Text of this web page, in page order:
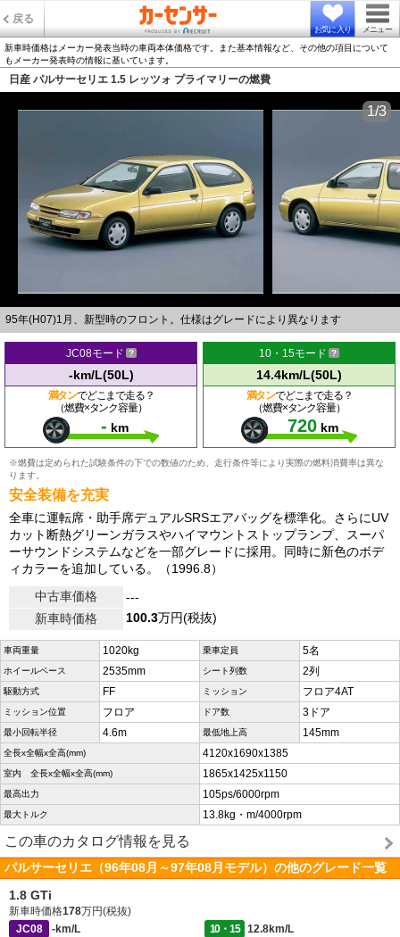
戻る
お気に入り メニュー
新車時価格はメーカー発表当時の車両本体価格です。また基本情報など、その他の項目について
もメーカー発表時の情報に基いています。
日産 パルサーセリエ 1.5 レッツォ プライマリーの燃費
95年(H07)1月、新型時のフロント。仕様はグレードにより異なります
1/3
JC08モード
-km/L(50L)
満タンでどこまで走る？
（燃費×タンク容量）
- km
10・15モード
14.4km/L(50L)
満タンでどこまで走る？
（燃費×タンク容量）
720 km
※燃費は定められた試験条件の下での数値のため、走行条件等により実際の燃料消費率は異な
ります。
安全装備を充実
全車に運転席・助手席デュアルSRSエアバッグを標準化。さらにUV
カット断熱グリーンガラスやハイマウントストップランプ、スーパ
ーサウンドシステムなどを一部グレードに採用。同時に新色のボデ
ィカラーを追加している。（1996.8）
中古車価格
---
新車時価格
100.3万円(税抜)
車両重量 1020kg 乗車定員 5名
ホイールベース 2535mm シート列数 2列
駆動方式 FF ミッション フロア4AT
ミッション位置 フロア ドア数 3ドア
最小回転半径 4.6m 最低地上高 145mm
全長x全幅x全高(mm) 4120x1690x1385
室内 全長x全幅x全高(mm) 1865x1425x1150
最高出力 105ps/6000rpm
最大トルク 13.8kg・m/4000rpm
この車のカタログ情報を見る
パルサーセリエ（96年08月～97年08月モデル）の他のグレード一覧
1.8 GTi
新車時価格178万円(税抜)
JC08
-km/L 10・15
12.8km/L